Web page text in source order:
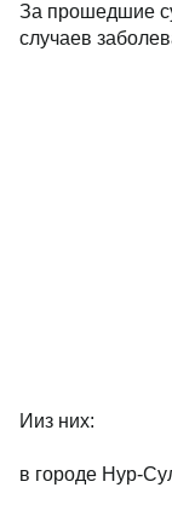
За прошедшие
случаев
Ииз них:
в городе Нур-